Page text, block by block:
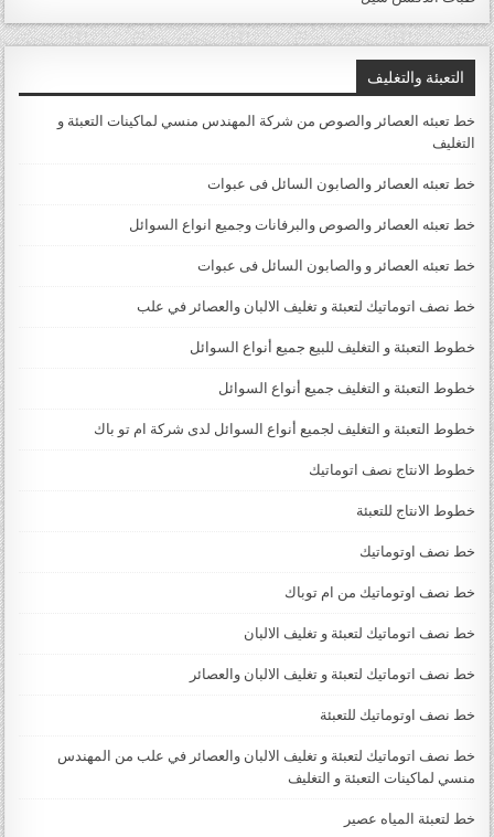
التعبئة والتغليف
خط تعبئه العصائر والصوص من شركة المهندس منسي لماكينات التعبئة و
التغليف
خط تعبئه العصائر والصابون السائل فى عبوات
خط تعبئه العصائر والصوص والبرفانات وجميع انواع السوائل
خط تعبئه العصائر و والصابون السائل فى عبوات
خط نصف اتوماتيك لتعبئة و تغليف الالبان والعصائر في علب
خطوط التعبئة و التغليف للبيع جميع أنواع السوائل
خطوط التعبئة و التغليف جميع أنواع السوائل
خطوط التعبئة و التغليف لجميع أنواع السوائل لدى شركة ام تو باك
خطوط الانتاج نصف اتوماتيك
خطوط الانتاج للتعبئة
خط نصف اوتوماتيك
خط نصف اوتوماتيك من ام توباك
خط نصف اتوماتيك لتعبئة و تغليف الالبان
خط نصف اتوماتيك لتعبئة و تغليف الالبان والعصائر
خط نصف اوتوماتيك للتعبئة
خط نصف اتوماتيك لتعبئة و تغليف الالبان والعصائر في علب من المهندس
منسي لماكينات التعبئة و التغليف
خط لتعبئة المياه عصير